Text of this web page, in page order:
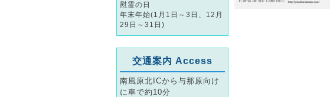
慰霊の日
年末年始(1月1日～3日、12月
29日～31日)
交通案内 Access
南風原北ICから与那原向け
に車で約10分